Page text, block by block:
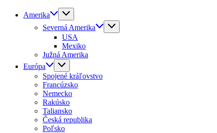
Amerika
Severná Amerika
USA
Mexiko
Južná Amerika
Európa
Spojené kráľovstvo
Francúzsko
Nemecko
Rakúsko
Taliansko
Česká republika
Poľsko